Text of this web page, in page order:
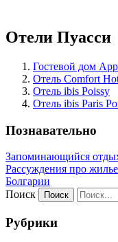
Отели Пуасси
Гостевой дом
Отель Comfort
Отель ibis Poissy
Отель ibis Paris
Познавательно
Запоминающийся
Рассуждения про
Болгарии
Поиск
Рубрики